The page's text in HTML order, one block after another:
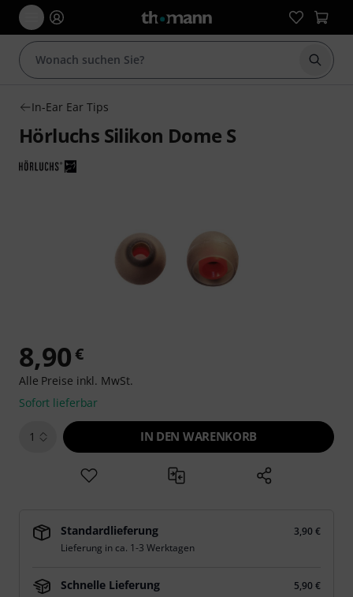
Suche
In-Ear Ear Tips
Hörluchs Silikon Dome S
8,90€
Alle Preise inkl. MwSt.
Sofort lieferbar
1 IN DEN WARENKORB
Standardlieferung
3,90 €
Lieferung in ca. 1-3 Werktagen
Schnelle Lieferung
5,90 €